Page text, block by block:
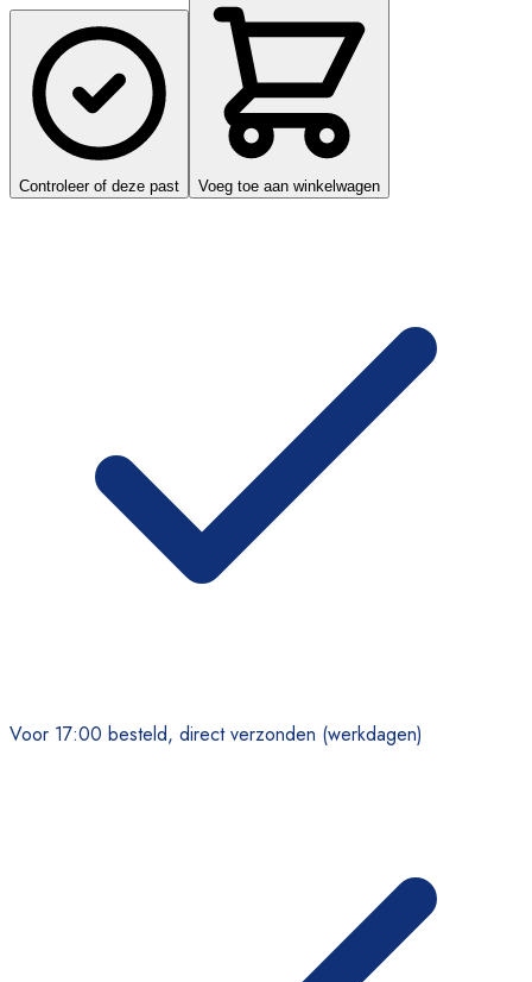
Controleer of deze past Voeg toe aan winkelwagen
Voor 17:00 besteld, direct verzonden (werkdagen)